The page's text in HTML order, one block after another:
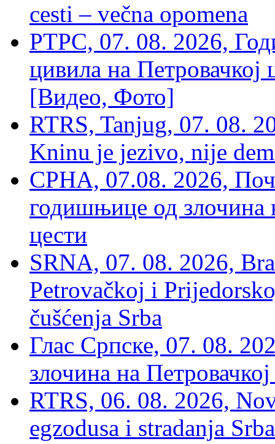
cesti – večna opomena
РТРС, 07. 08. 2026,
цивила на Петровачкој
[Видео, Фото]
RTRS, Tanjug, 07. 08.
Kninu je jezivo, nije
СРНА, 07.08. 2026,
годишњице од злочина
цести
SRNA, 07. 08. 2026,
Petrovačkoj i
čušćenja Srba
Глас Српске, 07. 08.
злочина на
RTRS, 06. 08. 2026,
egzodusa i stradanja